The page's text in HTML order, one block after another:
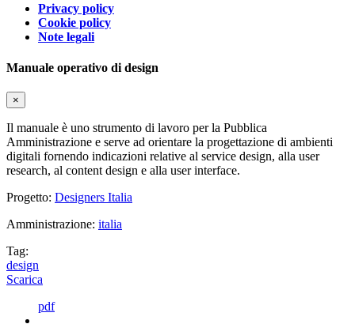
Privacy policy
Cookie policy
Note legali
Manuale operativo di design
×
Il manuale è uno strumento di lavoro per la Pubblica
Amministrazione e serve ad orientare la progettazione di ambienti
digitali fornendo indicazioni relative al service design, alla user
research, al content design e alla user interface.
Progetto: Designers Italia
Amministrazione: italia
Tag:
design
Scarica
pdf